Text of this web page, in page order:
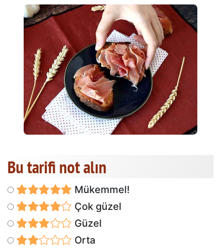
Bu tarifi not alın
Mükemmel!
Çok güzel
Güzel
Orta